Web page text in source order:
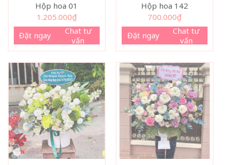
Hộp hoa 01
1.205.000₫
Đặt ngay
Chat tư
vấn
Hộp hoa 142
700.000₫
Đặt ngay
Chat tư
vấn